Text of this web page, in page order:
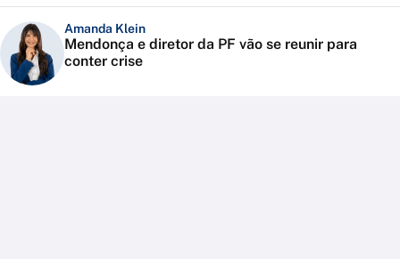
Amanda Klein
Mendonça e diretor da PF vão se reunir para
conter crise